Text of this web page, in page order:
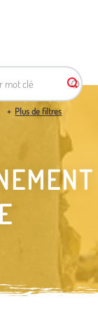
clé
Plus de filtres